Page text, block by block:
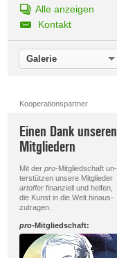
Alle anzeigen
Kontakt
Galerie
Kooperationspartner
Einen Dank unseren
Mitgliedern
Mit der pro-Mitgliedschaft un-
terstützen unsere Mitglieder
artofferfinanziell und helfen,
die Kunst in die Welt hinaus-
zutragen.
pro-Mitgliedschaft: